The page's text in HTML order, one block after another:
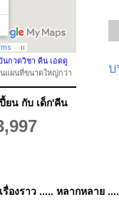
บ
นกวดวิชา คีน เอดดู
แผนที่ขนาดใหญ่กว่า
ยน กับ เด็ก'คีน
รื่องราว ..... หลากหลาย